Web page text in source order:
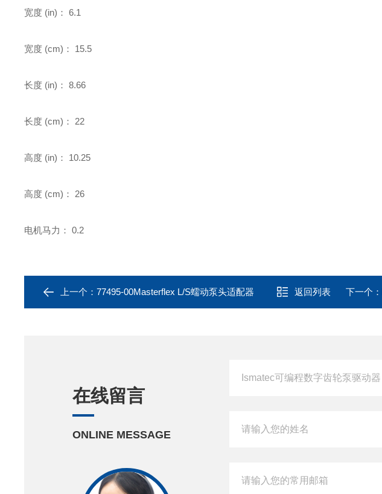
宽度 (in)： 6.1
宽度 (cm)： 15.5
长度 (in)： 8.66
长度 (cm)： 22
高度 (in)： 10.25
高度 (cm)： 26
电机马力： 0.2
上一个： 77495-00Masterflex L/S蠕动泵头适配器 返回列表 下一个：
在线留言
ONLINE MESSAGE